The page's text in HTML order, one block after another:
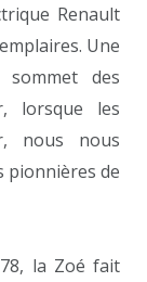
Renault
Une
des
lorsque les
nous nous
pionnières de
la Zoé fait